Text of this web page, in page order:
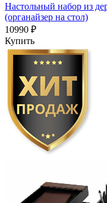
Настольный набор из
(органайзер на стол)
10990 ₽
Купить